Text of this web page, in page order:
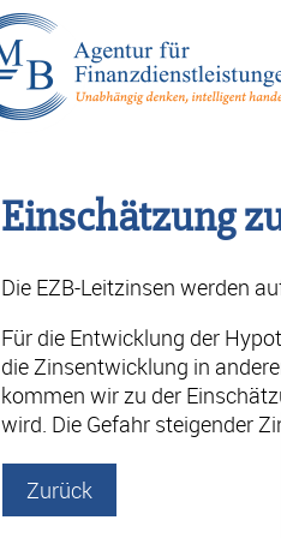
Einschätzung
Die EZB-Leitzinsen werden
Für die Entwicklung der
die Zinsentwicklung in
kommen wir zu der
wird. Die Gefahr steigender
Zurück